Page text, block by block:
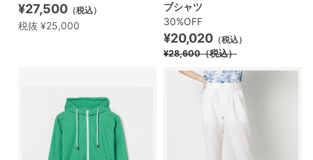
¥27,500 （税込）
税抜 ¥25,000
ブシャツ
30%OFF
¥20,020 （税込）
¥28,600（税込）